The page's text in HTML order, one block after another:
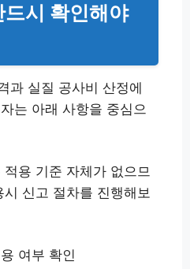
시 확인해야
과 실질 공사비 산정에
는 아래 사항을 중심으
적용 기준 자체가 없으므
시 신고 절차를 진행해보
여부 확인